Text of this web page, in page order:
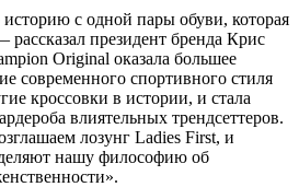
с одной пары обуви, которая
президент бренда Крис
Original оказала большее
современного спортивного стиля
кроссовки в истории, и стала
влиятельных трендсеттеров.
лозунг Ladies First, и
нашу философию об